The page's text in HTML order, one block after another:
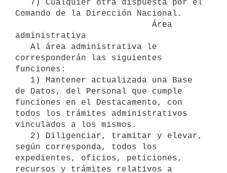
Comando de la Dirección Nacional.
administrativa
corresponderán las siguientes
funciones:
de Datos, del Personal que cumple
funciones en el Destacamento, con
todos los trámites administrativos
vinculados a los mismos.
según corresponda, todos los
expedientes, oficios, peticiones,
recursos y trámites relativos a